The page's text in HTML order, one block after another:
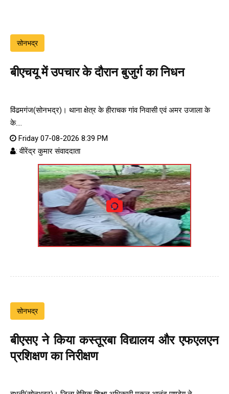
सोनभद्र
बीएचयू में उपचार के दौरान बुजुर्ग का निधन
विंढमगंज(सोनभद्र)। थाना क्षेत्र के हीराचक गांव निवासी एवं अमर उजाला के
के....
Friday 07-08-2026 8:39 PM
: वीरेंद्र कुमार संवाददाता
सोनभद्र
बीएसए ने किया कस्तूरबा विद्यालय और एफएलएन
प्रशिक्षण का निरीक्षण